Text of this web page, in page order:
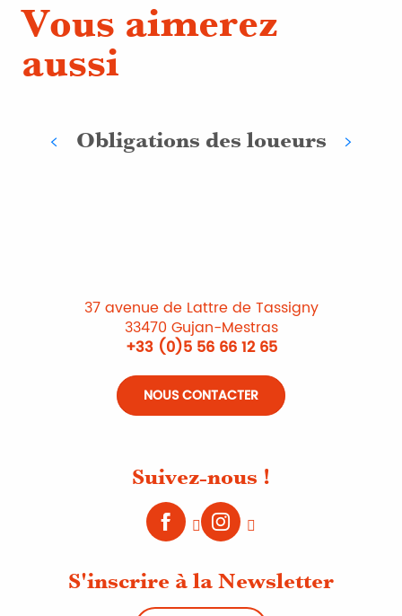
Vous aimerez
aussi
Obligations des loueurs
37 avenue de Lattre de Tassigny
33470 Gujan-Mestras
+33 (0)5 56 66 12 65
NOUS CONTACTER
Suivez-nous !
S'inscrire à la Newsletter